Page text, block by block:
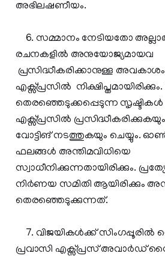
അഭിലഷണീയം.
6. സമ്മാനം നേടിയതോ
രചനകളില്‍ അനുയോജ്യമായവ
പ്രസിദ്ധീകരിക്കാനുള്ള
എക്സ്പ്രസില്‍
തെരഞ്ഞെടുക്കപ്പെടുന്ന സൃഷ്ടികള്‍
എക്സ്പ്രസില്‍
വോട്ടിങ് നടത്തുകയും ചെയ്യും.
ഫലങ്ങള്‍ അന്തിമവിധിയെ
സ്വാധീനിക്കുന്നതായിരിക്കും.
നിര്‍ണയ സമിതി ആയിരിക്കും
തെരഞ്ഞെടുക്കുന്നത്.
7. വിജയികള്‍ക്ക് സിംഗപ്പൂരില്‍
പ്രവാസി എക്സ്പ്രസ് അവാര്‍ഡ്